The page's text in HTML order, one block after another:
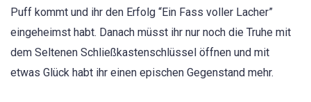
Puff kommt und ihr den Erfolg “Ein Fass voller Lacher”
eingeheimst habt. Danach müsst ihr nur noch die Truhe mit
dem Seltenen Schließkastenschlüssel öffnen und mit
etwas Glück habt ihr einen epischen Gegenstand mehr.